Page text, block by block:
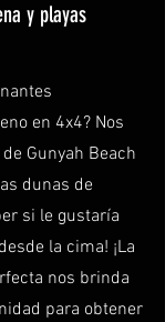
y playas
en 4x4? Nos
Gunyah Beach
dunas de
si le gustaría
la cima! ¡La
nos brinda
para obtener